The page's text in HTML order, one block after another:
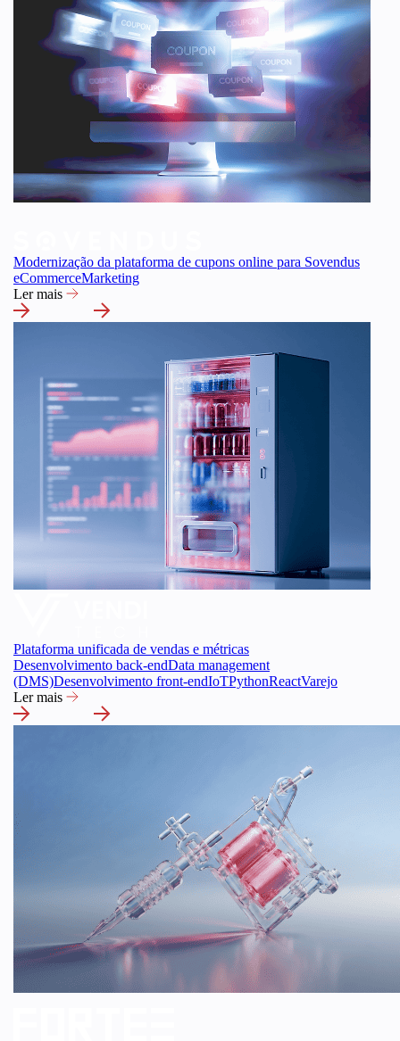
Modernização da plataforma de cupons online para Sovendus
eCommerceMarketing
Ler mais
Plataforma unificada de vendas e métricas
Desenvolvimento back-endData management
(DMS)Desenvolvimento front-endIoTPythonReactVarejo
Ler mais